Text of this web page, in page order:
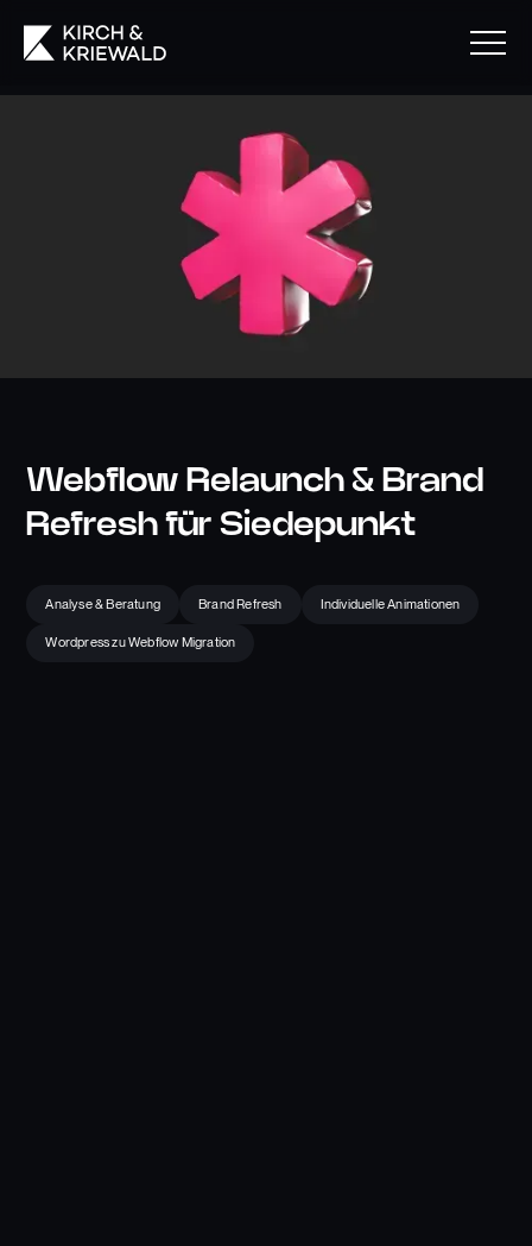
Webflow Relaunch & Brand
Refresh für Siedepunkt
Analyse & Beratung Brand Refresh Individuelle Animationen
Wordpress zu Webflow Migration